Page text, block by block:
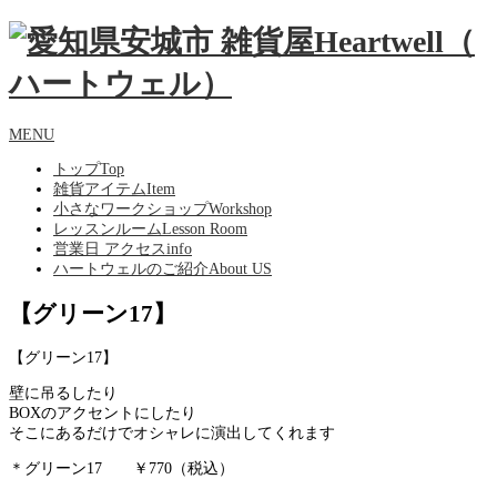
MENU
トップTop
雑貨アイテムItem
小さなワークショップWorkshop
レッスンルームLesson Room
営業日 アクセスinfo
ハートウェルのご紹介About US
【グリーン17】
【グリーン17】
壁に吊るしたり
BOXのアクセントにしたり
そこにあるだけでオシャレに演出してくれます
＊グリーン17 ￥770（税込）